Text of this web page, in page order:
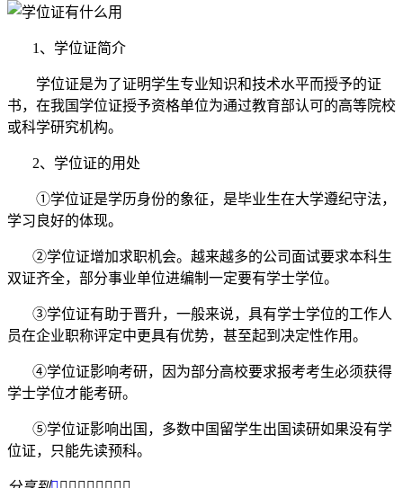
1、学位证简介
学位证是为了证明学生专业知识和技术水平而授予的证
书，在我国学位证授予资格单位为通过教育部认可的高等院校
或科学研究机构。
2、学位证的用处
①学位证是学历身份的象征，是毕业生在大学遵纪守法，
学习良好的体现。
②学位证增加求职机会。越来越多的公司面试要求本科生
双证齐全，部分事业单位进编制一定要有学士学位。
③学位证有助于晋升，一般来说，具有学士学位的工作人
员在企业职称评定中更具有优势，甚至起到决定性作用。
④学位证影响考研，因为部分高校要求报考考生必须获得
学士学位才能考研。
⑤学位证影响出国，多数中国留学生出国读研如果没有学
位证，只能先读预科。